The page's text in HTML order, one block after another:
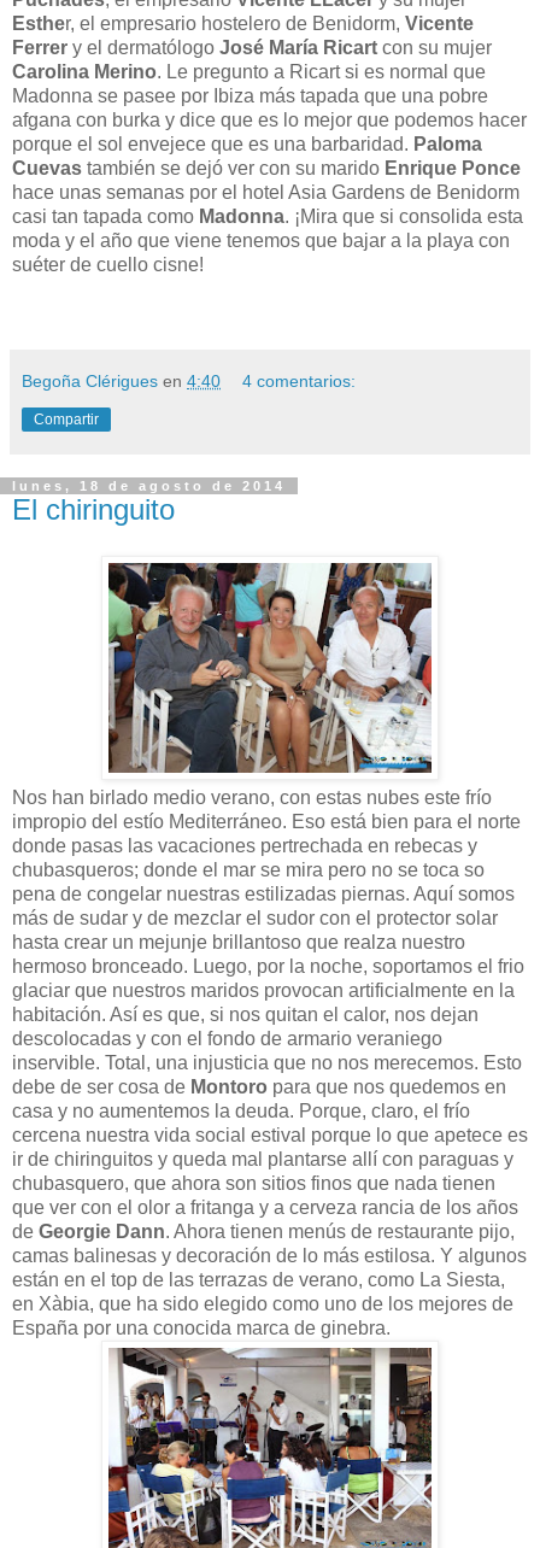
Esther, el empresario hostelero de Benidorm, Vicente
Ferrer y el dermatólogo José María Ricart con su mujer
Carolina Merino. Le pregunto a Ricart si es normal que
Madonna se pasee por Ibiza más tapada que una pobre
afgana con burka y dice que es lo mejor que podemos hacer
porque el sol envejece que es una barbaridad. Paloma
Cuevas también se dejó ver con su marido Enrique Ponce
hace unas semanas por el hotel Asia Gardens de Benidorm
casi tan tapada como Madonna. ¡Mira que si consolida esta
moda y el año que viene tenemos que bajar a la playa con
suéter de cuello cisne!
Begoña Clérigues en 4:40 4 comentarios:
Compartir
lunes, 18 de agosto de 2014
El chiringuito
Nos han birlado medio verano, con estas nubes este frío
impropio del estío Mediterráneo. Eso está bien para el norte
donde pasas las vacaciones pertrechada en rebecas y
chubasqueros; donde el mar se mira pero no se toca so
pena de congelar nuestras estilizadas piernas. Aquí somos
más de sudar y de mezclar el sudor con el protector solar
hasta crear un mejunje brillantoso que realza nuestro
hermoso bronceado. Luego, por la noche, soportamos el frio
glaciar que nuestros maridos provocan artificialmente en la
habitación. Así es que, si nos quitan el calor, nos dejan
descolocadas y con el fondo de armario veraniego
inservible. Total, una injusticia que no nos merecemos. Esto
debe de ser cosa de Montoro para que nos quedemos en
casa y no aumentemos la deuda. Porque, claro, el frío
cercena nuestra vida social estival porque lo que apetece es
ir de chiringuitos y queda mal plantarse allí con paraguas y
chubasquero, que ahora son sitios finos que nada tienen
que ver con el olor a fritanga y a cerveza rancia de los años
de Georgie Dann. Ahora tienen menús de restaurante pijo,
camas balinesas y decoración de lo más estilosa. Y algunos
están en el top de las terrazas de verano, como La Siesta,
en Xàbia, que ha sido elegido como uno de los mejores de
España por una conocida marca de ginebra.